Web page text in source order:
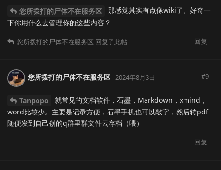
您所拨打的尸体不在服务区
那感觉其实有点像wiki了。好奇一
下你用什么去管理你的这些内容？
回复
您所拨打的尸体不在服务区 回复了此帖
您所拨打的尸体不在服务区 2024年8月3日 #9
Tanpopo
就常见的文档软件，石墨，Markdown，xmind，
word比较少。主要是记录方便，石墨手机也可以敲字，然后转pdf
随便发到自己创的q群里群文件云存档（喂）
回复